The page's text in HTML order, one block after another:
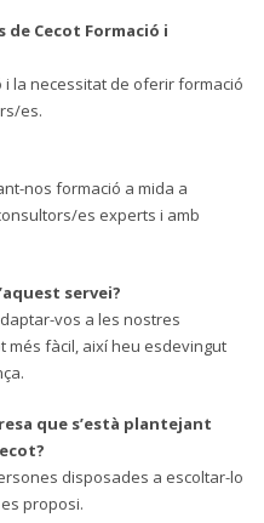
de Cecot Formació i
la necessitat de oferir formació
es.
nos formació a mida a
es experts i amb
servei?
vos a les nostres
més fàcil, així heu esdevingut
que s’està plantejant
disposades a escoltar-lo
proposi.